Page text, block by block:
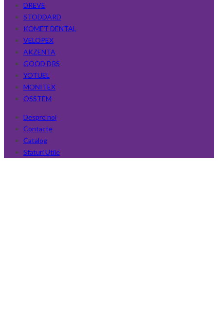
DREVE
STODDARD
KOMET DENTAL
VELOPEX
AKZENTA
GOOD DRS
YOTUEL
MONITEX
OSSTEM
Despre noi
Contacte
Catalog
Sfaturi Utile